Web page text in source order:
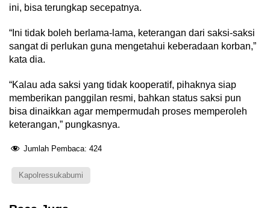
ini, bisa terungkap secepatnya.
“Ini tidak boleh berlama-lama, keterangan dari saksi-saksi
sangat di perlukan guna mengetahui keberadaan korban,”
kata dia.
“Kalau ada saksi yang tidak kooperatif, pihaknya siap
memberikan panggilan resmi, bahkan status saksi pun
bisa dinaikkan agar mempermudah proses memperoleh
keterangan,” pungkasnya.
Jumlah Pembaca: 424
Kapolressukabumi